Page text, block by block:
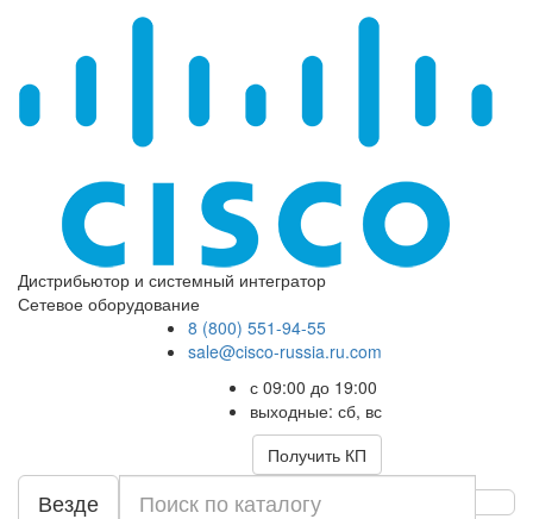
Дистрибьютор и системный интегратор
Сетевое оборудование
8 (800) 551-94-55
sale@cisco-russia.ru.com
с 09:00 до 19:00
выходные: сб, вс
Получить КП
Везде